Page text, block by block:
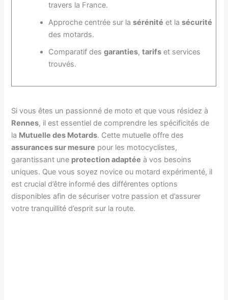
travers la France.
Approche centrée sur la sérénité et la sécurité
des motards.
Comparatif des garanties, tarifset services
trouvés.
Si vous êtes un passionné de moto et que vous résidez à
Rennes, il est essentiel de comprendre les spécificités de
la Mutuelle des Motards. Cette mutuelle offre des
assurances sur mesure pour les motocyclistes,
garantissant une protection adaptée à vos besoins
uniques. Que vous soyez novice ou motard expérimenté, il
est crucial d’être informé des différentes options
disponibles afin de sécuriser votre passion et d’assurer
votre tranquillité d’esprit sur la route.